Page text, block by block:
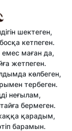
шектеген,
кетпеген.
маған да,
жетпеген.
көлбеген,
тербеген.
неғылам,
бермеген.
қарадым,
барамын.